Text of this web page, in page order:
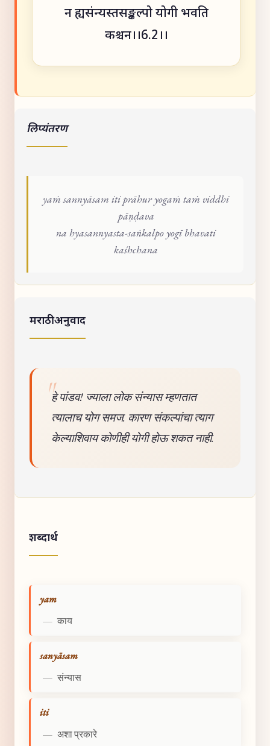
न ह्यसंन्यस्तसङ्कल्पो योगी भवति
कश्चन।।6.2।।
लिप्यंतरण
yaṁ sannyāsam iti prāhur yogaṁ taṁ viddhi
pāṇḍava
na hyasannyasta-saṅkalpo yogī bhavati
kaśhchana
मराठी अनुवाद
हे पांडव! ज्याला लोक संन्यास म्हणतात
त्यालाच योग समज. कारण संकल्पांचा त्याग
केल्याशिवाय कोणीही योगी होऊ शकत नाही.
शब्दार्थ
yam
— काय
sanyāsam
— संन्यास
iti
— अशा प्रकारे